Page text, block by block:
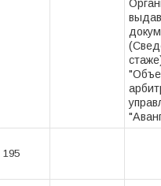
195